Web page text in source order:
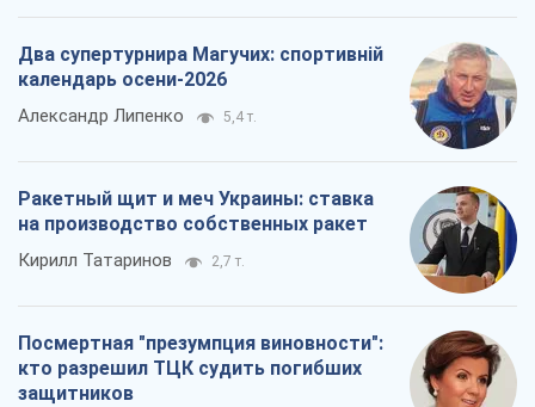
Два супертурнира Магучих: спортивній
календарь осени-2026
Александр Липенко 5,4 т.
Ракетный щит и меч Украины: ставка
на производство собственных ракет
Кирилл Татаринов 2,7 т.
Посмертная "презумпция виновности":
кто разрешил ТЦК судить погибших
защитников